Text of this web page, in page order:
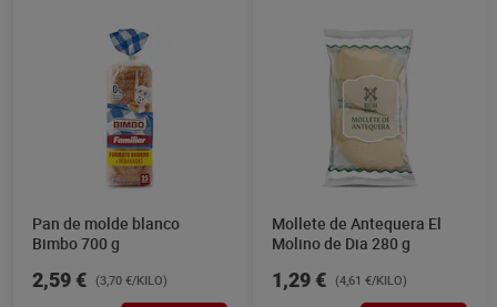
Pan de molde blanco
Bimbo 700 g
2,59 € (3,70 €/KILO)
Mollete de Antequera El
Molino de Dia 280 g
1,29 € (4,61 €/KILO)